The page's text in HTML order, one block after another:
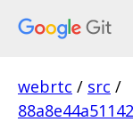
webrtc / src /